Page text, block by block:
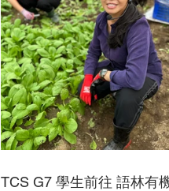
TCS G7 學生前往 語林有